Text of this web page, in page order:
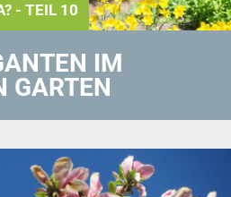
- TEIL 10
IM
GARTEN